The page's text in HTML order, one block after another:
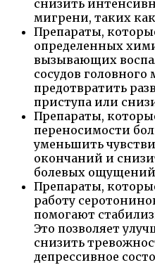
снизить
мигрени, таких
Препараты,
определенных
вызывающих
сосудов
предотвратить
приступа или
Препараты,
переносимости
уменьшить
окончаний и
болевых
Препараты,
работу
помогают
Это позволяет
снизить
депрессивное